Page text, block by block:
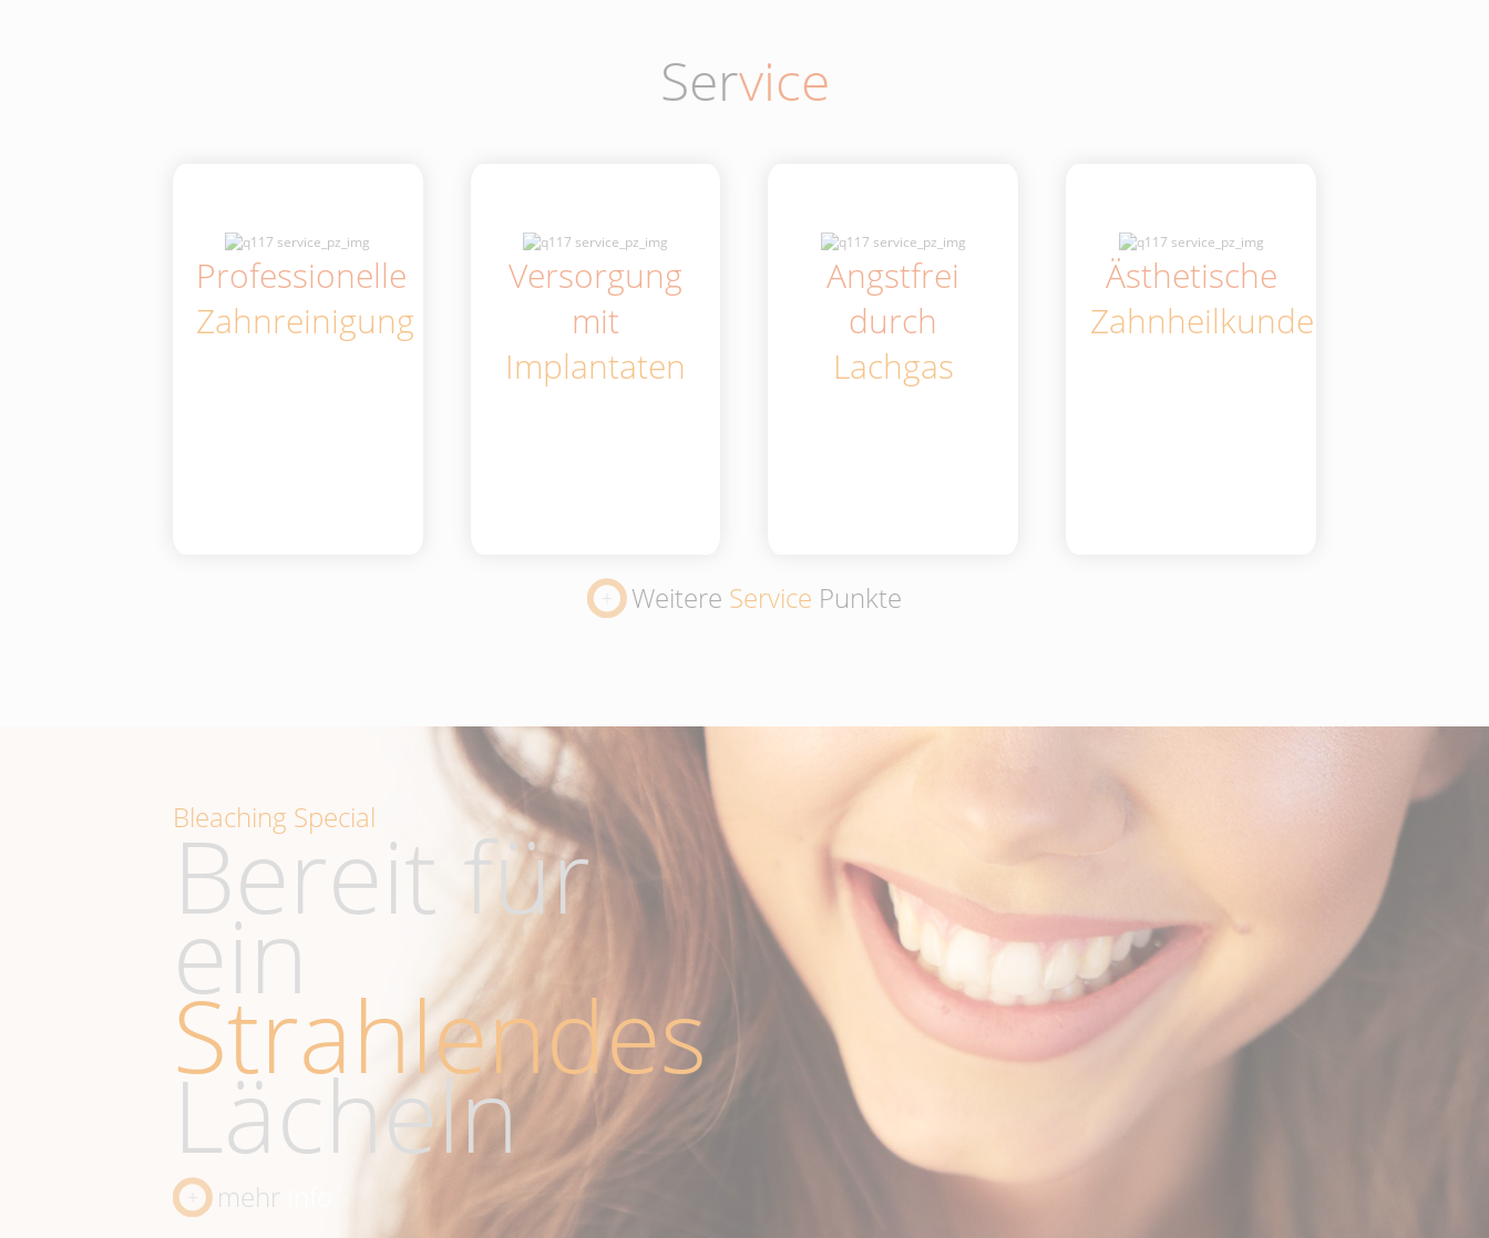
Service
Professionelle
Zahnreinigung
Versorgung
mit
Implantaten
Angstfrei
durch
Lachgas
Ästhetische
Zahnheilkunde
Weitere Service Punkte
Bleaching Special
Bereit für
ein
Strahlendes
Lächeln
mehr